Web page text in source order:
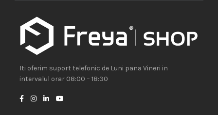
Iti oferim suport telefonic de Luni pana Vineri in
intervalul orar 08:00 – 18:30